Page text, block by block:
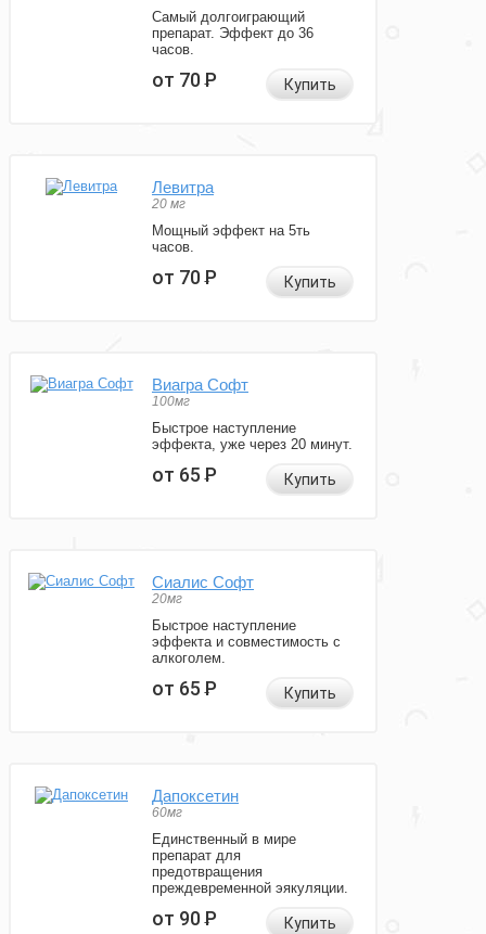
Самый долгоиграющий
препарат. Эффект до 36
часов.
от 70Р Купить
Левитра
20 мг
Мощный эффект на 5ть
часов.
от 70Р Купить
Виагра Софт
100мг
Быстрое наступление
эффекта, уже через 20 минут.
от 65Р Купить
Сиалис Софт
20мг
Быстрое наступление
эффекта и совместимость с
алкоголем.
от 65Р Купить
Дапоксетин
60мг
Единственный в мире
препарат для
предотвращения
преждевременной эякуляции.
от 90Р Купить